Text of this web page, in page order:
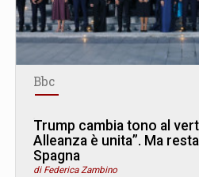
Bbc
Trump cambia tono al
Alleanza è unita”. Ma
Spagna
di Federica Zambino